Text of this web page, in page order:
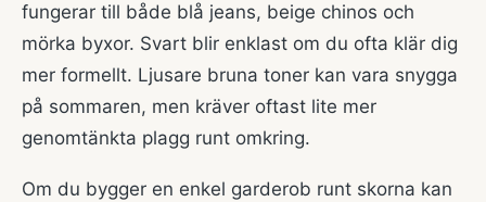
fungerar till både blå jeans, beige chinos och
mörka byxor. Svart blir enklast om du ofta klär dig
mer formellt. Ljusare bruna toner kan vara snygga
på sommaren, men kräver oftast lite mer
genomtänkta plagg runt omkring.
Om du bygger en enkel garderob runt skorna kan